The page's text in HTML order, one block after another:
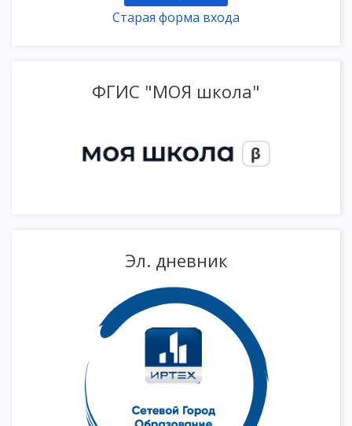
Старая форма входа
ФГИС "МОЯ школа"
Эл. дневник